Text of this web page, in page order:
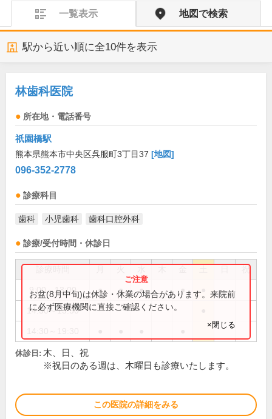
一覧表示 地図で検索
駅から近い順に全10件を表示
林歯科医院
所在地・電話番号
祇園橋駅
熊本県熊本市中央区呉服町3丁目37 [地図]
096-352-2778
診療科目
歯科 小児歯科 歯科口腔外科
診療/受付時間・休診日
祝
9:00～13:00 ● ● ● ●
14:30～15:30
お盆(8月中旬)は休診・休業の場合があります。来院前
に必ず医療機関に直接ご確認ください。
×閉じる
休診日: 木、日、祝
※祝日のある週は、木曜日も診療いたします。
この医院の詳細をみる